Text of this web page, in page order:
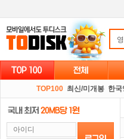
TOP100 최신/미개봉 한국